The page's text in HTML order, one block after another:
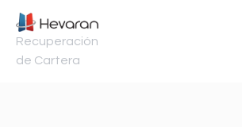
Recuperación
de Cartera